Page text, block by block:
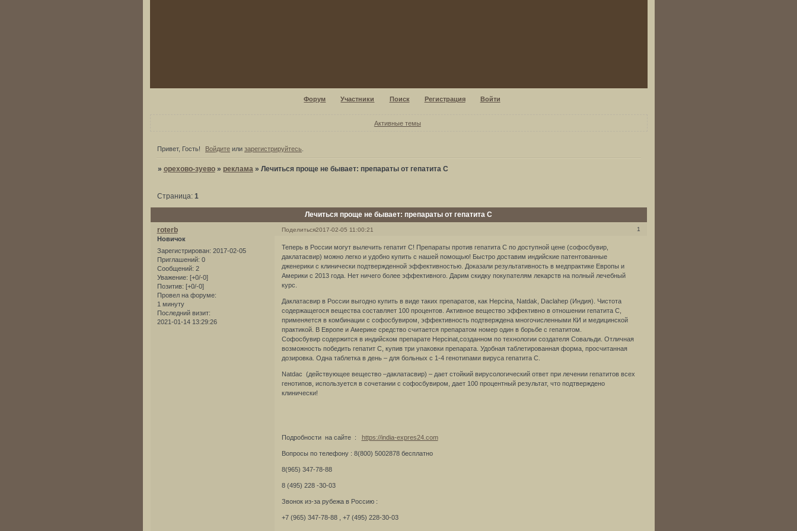
Форум Участники Поиск Регистрация Войти
Активные темы
Привет, Гость! Войдите или зарегистрируйтесь
» орехово-зуево » реклама » Лечиться проще не бывает: препараты от гепатита С
Лечиться проще не бывает: препараты от гепатита С
Страница: 1
Поделиться 1
2017-02-05 11:00:21
roterb
Новичок
Зарегистрирован: 2017-02-05
Приглашений: 0
Сообщений: 2
Уважение: [+0/-0]
Позитив: [+0/-0]
Провел на форуме:
1 минуту
Последний визит:
2021-01-14 13:29:26
Теперь в России могут вылечить гепатит С! Препараты против гепатита С по доступной цене (софосбувир,
даклатасвир) можно легко и удобно купить с нашей помощью! Быстро доставим индийские патентованные
дженерики с клинически подтвержденной эффективностью. Доказали результативность в медпрактике Европы и
Америки с 2013 года. Нет ничего более эффективного. Дарим скидку покупателям лекарств на полный лечебный
курс.
Даклатасвир в России выгодно купить в виде таких препаратов, как Hepcina, Natdak, Daclahep (Индия). Чистота
содержащегося вещества составляет 100 процентов. Активное вещество эффективно в отношении гепатита С,
применяется в комбинации с софосбувиром, эффективность подтверждена многочисленными КИ и медицинской
практикой. В Европе и Америке средство считается препаратом номер один в борьбе с гепатитом.
Софосбувир содержится в индийском препарате Hepcinat,созданном по технологии создателя Совальди. Отличная
возможность победить гепатит С, купив три упаковки препарата. Удобная таблетированная форма, просчитанная
дозировка. Одна таблетка в день – для больных с 1-4 генотипами вируса гепатита С.
Natdac (действующее вещество –даклатасвир) – дает стойкий вирусологический ответ при лечении гепатитов всех
генотипов, используется в сочетании с софосбувиром, дает 100 процентный результат, что подтверждено
клинически!
Подробности на сайте : https://india-expres24.com
Вопросы по телефону : 8(800) 5002878 бесплатно
8(965) 347-78-88
8 (495) 228 -30-03
Звонок из-за рубежа в Россию :
+7 (965) 347-78-88 , +7 (495) 228-30-03